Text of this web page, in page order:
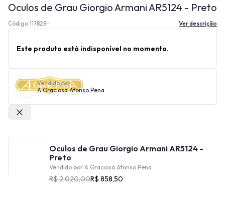
Oculos de Grau Giorgio Armani AR5124 - Preto
Código 117828- Ver descrição
Este produto está indisponível no momento.
Vendido por
A Graciosa Afonso Pena
Oculos de Grau Giorgio Armani AR5124 -
Preto
Vendido por A Graciosa Afonso Pena
R$ 2.020,00R$ 858,50